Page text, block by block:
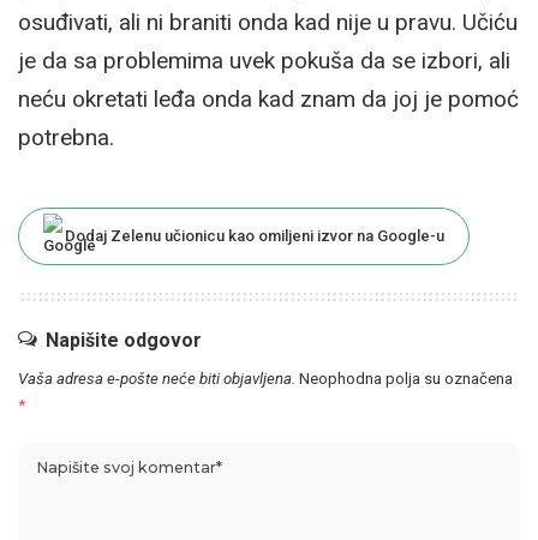
osuđivati, ali ni braniti onda kad nije u pravu. Učiću
je da sa problemima uvek pokuša da se izbori, ali
neću okretati leđa onda kad znam da joj je pomoć
potrebna.
Dodaj Zelenu učionicu kao omiljeni izvor na Google-u
Napišite odgovor
Vaša adresa e-pošte neće biti objavljena. Neophodna polja su označena
*